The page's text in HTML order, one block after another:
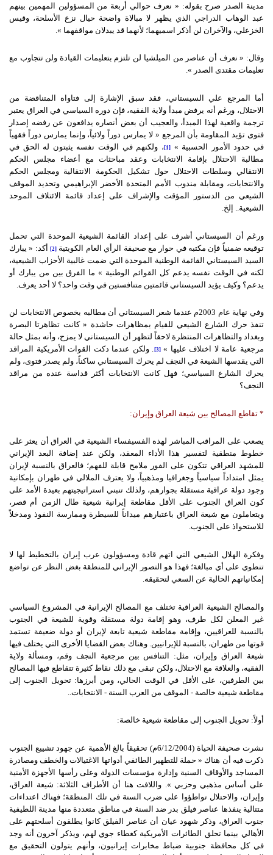
مدينة الصدر صرح بقوله: « نعرف حوالي أربعة من المسؤولين المهمين بينهم
عبد الوهاب الدراجي الذي يظهر لا مبالاة واضحة حيال نزع الأسلحة، وقيس
الخزعلي، والآخران لن أذكر اسميهما؛ لأنهما قد يبدلان مواقفهما ».
وقال: « نعرف أن عناصر من الميلشيا لن تلتزم بتعليمات القيادة ولن تتجاوب مع
تعليمات مقتدى الصدر ».
أما المرجع علي السيستاني، فقد سبق الإشارة إلى فتاواه المتناقضة من
الاحتلال، ورغم أنه يرفض مبدأ ولاية الفقيه، فإن دوره السياسي في العراق يعتبر
ترجمة واقعية لهذا المبدأ، والعجيب أن بعض أنصاره يدافعون عن رفضه إصدار
فتوى تؤيد المقاومة بأن المرجع « لا يمارس دوراً ولائياً، وإنما يمارس دوراً فقهياً
في حدود الأمور الحسبية »[1]
، ولكنهم في الوقت نفسه يثبتون له الحق في
مطالبة الاحتلال بإقامة الانتخابات وعقد مباحثات مع أعضاء مجلس الحكم
الانتقالي وسلطات الاحتلال حول تشكيل الحكومة الانتقالية ومجلس الحكم
والانتخابات، ومقابلة مندوب الأمم المتحدة الأخضر الإبراهيمي وتحديد الموقف
الشيعي من الدستور المؤقت والإشراف على إعداد قائمة الائتلاف الموحد
الشيعية.. إلخ.
ورغم أن السيستاني أشرف على إعداد القائمة الشيعية الموحدة التي تحمل
توقيعه ضمنياً فإن مكتبه في حوار مع صحيفة الرأي العام الكويتية [2]
أكد: « يبارك
السيد السيستاني القائمة الوطنية الموحدة التي ضمت غالبية الأحزاب الشيعية،
لكنه في الوقت نفسه يدعم كل القوائم الوطنية » ما الفرق بين من يبارك أو
يدعم؟ وكيف يؤيد السيستاني قائمتين متنافستين في وقت واحد؟ لا أحد يعرف.
وفي نهاية عام 2003م عندما شعر السيستاني أن مطالبه بخصوص الانتخابات لن
تنفذ حرك الشارع الشيعي للقيام بمظاهرات حاشدة « كانت تظاهرتا البصرة
وبغداد والتظاهرات المنتظرة لاحقاً لتظهر أن السيستاني لا يمزح، وأنه بمثل حالة
مرجعية عامة لا اختلاف عليها »[3]
. ولكن عندما دكت القوات الأمريكية المراقد
التي يقدسها الشيعة في النجف لم يحرك السيستاني ساكناً، ولم يصدر فتوى، ولم
يحرك الشارع السياسي؛ فهل كانت الانتخابات أكثر قداسة عنده من مراقد
النجف؟
* تقاطع المصالح بين شيعة العراق وإيران:
يصعب على المراقب المباشر لهذه الفسيفساء الشيعية في العراق أن يعثر على
خطوط منطقية لتفسير هذا الأداء المعقد، ولكن عند إضافة البعد الإيراني
للمشهد العراقي تتكون على الفور ملامح قابلة للفهم؛ فالعراق بالنسبة لإيران
يمثل امتداداً سياسياً وجغرافيا ومذهبياً، ولا يعترف الملالي في طهران بإمكانية
وجود دولة عراقية مستقلة بجوارهم، ولذلك تنبني استراتيجيتهم بعيدة الأمد على
كون العراق الجنوب على الأقل مقاطعة إيرانية شيعية طال الزمن أم قصر،
ويتعاملون مع شيعة العراق باعتبارهم ميداناً للسيطرة وممارسة النفوذ ومدخلاً
للاستحواذ على الجنوب.
وفكرة الهلال الشيعي التي اتهم قادة ومسؤولون عرب إيران بالتخطيط لها لا
تنطوي على أي مبالغة؛ فهذا هو التصور الإيراني للمنطقة بغض النظر عن تواضع
إمكانياتهم الحالية عن السعي لتحقيقه.
والمصالح الشيعية العراقية تختلف مع المصالح الإيرانية في المشروع السياسي
غير المعلن لكل طرف، وهو إقامة دولة مستقلة وقوية للشيعة في الجنوب
بالنسبة للعراقيين، وإقامة مقاطعة شيعية تابعة لإيران أو دولة ضعيفة تستمد
قوتها من طهران، بالنسبة للإيرانيين. وهناك بعض القضايا الأخرى التي يختلف فيها
شيعة العراق وإيران، مثل: التنافس بين مرجعية النجف وقم، ومسألة ولاية
الفقيه، والعلاقة مع الاحتلال، ولكن تبقى مع ذلك نقاط كثيرة تتقاطع فيها المصالح
بين الطرفين، على الأقل في الوقت الحالي، ومن أبرزها: تحويل الجنوب إلى
مقاطعة شيعية خالصة - الموقف من العرب السنة - الانتخابات..
أولاً: تحويل الجنوب إلى مقاطعة شيعية خالصة:
نشرت صحيفة الحياة (6/12/2004م) تحقيقاً بالغ الأهمية عن جهود تشييع الجنوب
ذكرت فيه أن هناك « حملة للتطهير الطائفي أدواتها الاغتيالات والخطف ومصادرة
المساجد والأوقاف السنية وإدارة مؤسسات الدولة وعلى رأسها الأجهزة الأمنية
على أساس مذهبي وحزبي ». واللافت هنا أن الأطراف الثلاثة: شيعة العراق،
وإيران، والاحتلال تواطؤوا على ضرب السنة في تلك المنطقة؛ فهناك اعتداءات
متتالية ينفذها عناصر فيلق بدر ضد السنة في مناطق متعددة منها مدينة اللطيفية
جنوب العراق، وذكر شهود عيان أن عناصر الفيلق كانوا يطلقون أسلحتهم على
الأهالي بينما تحلق الطائرات الأمريكية كغطاء جوي لهم، ويذكر آخرون أنه وجد
في كل محافظة جنوبية ضباط مخابرات إيرانيون، وأنهم يتولون التحقيق مع